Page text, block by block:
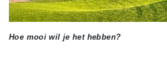
Hoe mooi wil je het hebben?